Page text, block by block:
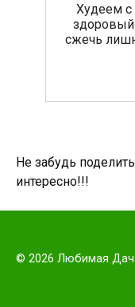
Худеем
здоровый
сжечь
Не забудь
интересно!!!
© 2026 Любимая